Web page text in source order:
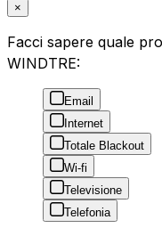
×
Facci sapere quale
WINDTRE:
Email
Internet
Totale Blackout
Wi-fi
Televisione
Telefonia